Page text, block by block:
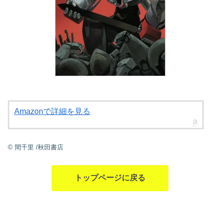
Amazonで詳細を見る
© 間千里 /秋田書店
トップページに戻る